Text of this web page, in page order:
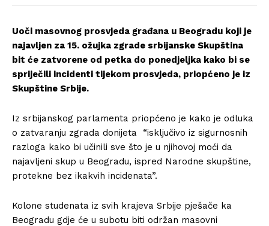
Uoči masovnog prosvjeda građana u Beogradu koji je
najavljen za 15. ožujka zgrade srbijanske Skupština
bit će zatvorene od petka do ponedjeljka kako bi se
spriječili incidenti tijekom prosvjeda, priopćeno je iz
Skupštine Srbije.
Iz srbijanskog parlamenta priopćeno je kako je odluka
o zatvaranju zgrada donijeta “isključivo iz sigurnosnih
razloga kako bi učinili sve što je u njihovoj moći da
najavljeni skup u Beogradu, ispred Narodne skupštine,
protekne bez ikakvih incidenata”.
Kolone studenata iz svih krajeva Srbije pješače ka
Beogradu gdje će u subotu biti održan masovni